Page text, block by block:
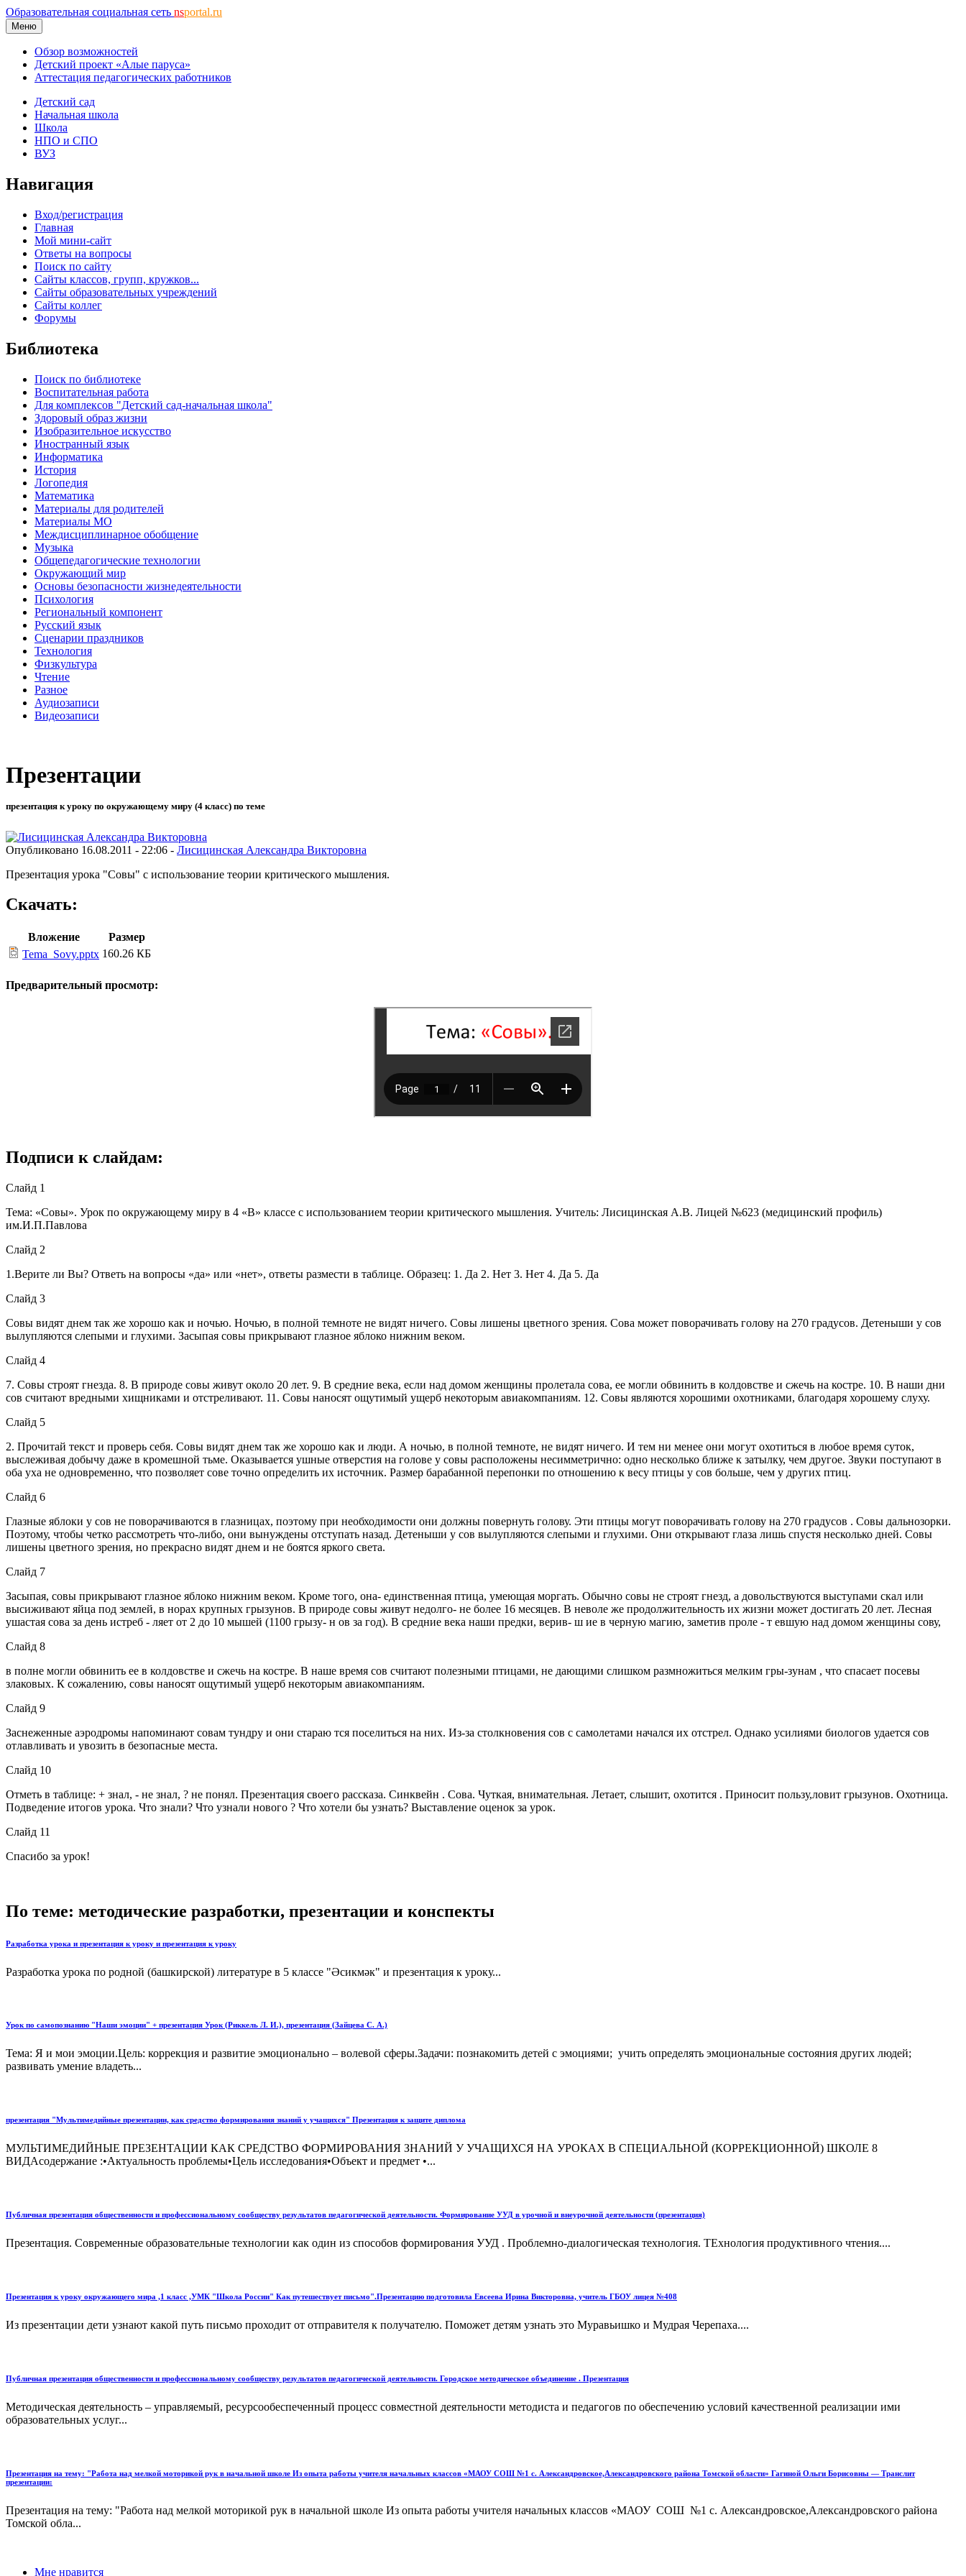
Образовательная социальная сеть nsportal.ru
Меню
Обзор возможностей
Детский проект «Алые паруса»
Аттестация педагогических работников
Детский сад
Начальная школа
Школа
НПО и СПО
ВУЗ
Навигация
Вход/регистрация
Главная
Мой мини-сайт
Ответы на вопросы
Поиск по сайту
Сайты классов, групп, кружков...
Сайты образовательных учреждений
Сайты коллег
Форумы
Библиотека
Поиск по библиотеке
Воспитательная работа
Для комплексов "Детский сад-начальная школа"
Здоровый образ жизни
Изобразительное искусство
Иностранный язык
Информатика
История
Логопедия
Математика
Материалы для родителей
Материалы МО
Междисциплинарное обобщение
Музыка
Общепедагогические технологии
Окружающий мир
Основы безопасности жизнедеятельности
Психология
Региональный компонент
Русский язык
Сценарии праздников
Технология
Физкультура
Чтение
Разное
Аудиозаписи
Видеозаписи
Презентации
презентация к уроку по окружающему миру (4 класс) по теме
Опубликовано 16.08.2011 - 22:06 - Лисицинская Александра Викторовна
Презентация урока "Совы" с использование теории критического мышления.
Скачать:
Вложение
Размер
Tema_Sovy.pptx 160.26 КБ
Предварительный просмотр:
Подписи к слайдам:
Слайд 1
Тема: «Совы». Урок по окружающему миру в 4 «В» классе с использованием теории критического мышления. Учитель: Лисицинская А.В. Лицей №623 (медицинский профиль)
им.И.П.Павлова
Слайд 2
1.Верите ли Вы? Ответь на вопросы «да» или «нет», ответы размести в таблице. Образец: 1. Да 2. Нет 3. Нет 4. Да 5. Да
Слайд 3
Совы видят днем так же хорошо как и ночью. Ночью, в полной темноте не видят ничего. Совы лишены цветного зрения. Сова может поворачивать голову на 270 градусов. Детеныши у сов
вылупляются слепыми и глухими. Засыпая совы прикрывают глазное яблоко нижним веком.
Слайд 4
7. Совы строят гнезда. 8. В природе совы живут около 20 лет. 9. В средние века, если над домом женщины пролетала сова, ее могли обвинить в колдовстве и сжечь на костре. 10. В наши дни
сов считают вредными хищниками и отстреливают. 11. Совы наносят ощутимый ущерб некоторым авиакомпаниям. 12. Совы являются хорошими охотниками, благодаря хорошему слуху.
Слайд 5
2. Прочитай текст и проверь себя. Совы видят днем так же хорошо как и люди. А ночью, в полной темноте, не видят ничего. И тем ни менее они могут охотиться в любое время суток,
выслеживая добычу даже в кромешной тьме. Оказывается ушные отверстия на голове у совы расположены несимметрично: одно несколько ближе к затылку, чем другое. Звуки поступают в
оба уха не одновременно, что позволяет сове точно определить их источник. Размер барабанной перепонки по отношению к весу птицы у сов больше, чем у других птиц.
Слайд 6
Глазные яблоки у сов не поворачиваются в глазницах, поэтому при необходимости они должны повернуть голову. Эти птицы могут поворачивать голову на 270 градусов . Совы дальнозорки.
Поэтому, чтобы четко рассмотреть что-либо, они вынуждены отступать назад. Детеныши у сов вылупляются слепыми и глухими. Они открывают глаза лишь спустя несколько дней. Совы
лишены цветного зрения, но прекрасно видят днем и не боятся яркого света.
Слайд 7
Засыпая, совы прикрывают глазное яблоко нижним веком. Кроме того, она- единственная птица, умеющая моргать. Обычно совы не строят гнезд, а довольствуются выступами скал или
высиживают яйца под землей, в норах крупных грызунов. В природе совы живут недолго- не более 16 месяцев. В неволе же продолжительность их жизни может достигать 20 лет. Лесная
ушастая сова за день истреб - ляет от 2 до 10 мышей (1100 грызу- н ов за год). В средние века наши предки, верив- ш ие в черную магию, заметив проле - т евшую над домом женщины сову,
Слайд 8
в полне могли обвинить ее в колдовстве и сжечь на костре. В наше время сов считают полезными птицами, не дающими слишком размножиться мелким гры-зунам , что спасает посевы
злаковых. К сожалению, совы наносят ощутимый ущерб некоторым авиакомпаниям.
Слайд 9
Заснеженные аэродромы напоминают совам тундру и они стараю тся поселиться на них. Из-за столкновения сов с самолетами начался их отстрел. Однако усилиями биологов удается сов
отлавливать и увозить в безопасные места.
Слайд 10
Отметь в таблице: + знал, - не знал, ? не понял. Презентация своего рассказа. Синквейн . Сова. Чуткая, внимательная. Летает, слышит, охотится . Приносит пользу,ловит грызунов. Охотница.
Подведение итогов урока. Что знали? Что узнали нового ? Что хотели бы узнать? Выставление оценок за урок.
Слайд 11
Спасибо за урок!
По теме: методические разработки, презентации и конспекты
Разработка урока и презентация к уроку и презентация к уроку
Разработка урока по родной (башкирской) литературе в 5 классе "Әсикмәк" и презентация к уроку...
Урок по самопознанию "Наши эмоции" + презентация Урок (Риккель Л. И.), презентация (Зайцева С. А.)
Тема: Я и мои эмоции.Цель: коррекция и развитие эмоционально – волевой сферы.Задачи: познакомить детей с эмоциями; учить определять эмоциональные состояния других людей;
развивать умение владеть...
презентация "Мультимедийные презентации, как средство формирования знаний у учащихся" Презентация к защите диплома
МУЛЬТИМЕДИЙНЫЕ ПРЕЗЕНТАЦИИ КАК СРЕДСТВО ФОРМИРОВАНИЯ ЗНАНИЙ У УЧАЩИХСЯ НА УРОКАХ В СПЕЦИАЛЬНОЙ (КОРРЕКЦИОННОЙ) ШКОЛЕ 8
ВИДАсодержание :•Актуальность проблемы•Цель исследования•Объект и предмет •...
Публичная презентация общественности и профессиональному сообществу результатов педагогической деятельности. Формирование УУД в урочной и внеурочной деятельности (презентация)
Презентация. Современные образовательные технологии как один из способов формирования УУД . Проблемно-диалогическая технология. ТЕхнология продуктивного чтения....
Презентация к уроку окружающего мира ,1 класс ,УМК "Школа России" Как путешествует письмо".Презентацию подготовила Евсеева Ирина Викторовна, учитель ГБОУ лицея №408
Из презентации дети узнают какой путь письмо проходит от отправителя к получателю. Поможет детям узнать это Муравьишко и Мудрая Черепаха....
Публичная презентация общественности и профессиональному сообществу результатов педагогической деятельности. Городское методическое объединение . Презентация
Методическая деятельность – управляемый, ресурсообеспеченный процесс совместной деятельности методиста и педагогов по обеспечению условий качественной реализации ими
образовательных услуг...
Презентация на тему: "Работа над мелкой моторикой рук в начальной школе Из опыта работы учителя начальных классов «МАОУ СОШ №1 с. Александровское,Александровского района Томской области» Гагиной Ольги Борисовны — Транслит
презентации:
Презентация на тему: "Работа над мелкой моторикой рук в начальной школе Из опыта работы учителя начальных классов «МАОУ СОШ №1 с. Александровское,Александровского района
Томской обла...
Мне нравится